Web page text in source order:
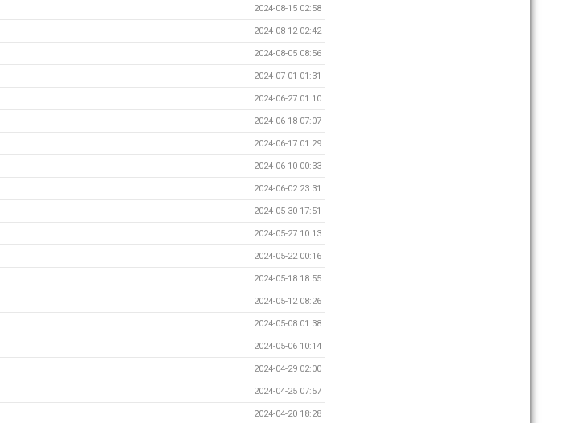
2024-08-15 02:58
2024-08-12 02:42
2024-08-05 08:56
2024-07-01 01:31
2024-06-27 01:10
2024-06-18 07:07
2024-06-17 01:29
2024-06-10 00:33
2024-06-02 23:31
2024-05-30 17:51
2024-05-27 10:13
2024-05-22 00:16
2024-05-18 18:55
2024-05-12 08:26
2024-05-08 01:38
2024-05-06 10:14
2024-04-29 02:00
2024-04-25 07:57
2024-04-20 18:28